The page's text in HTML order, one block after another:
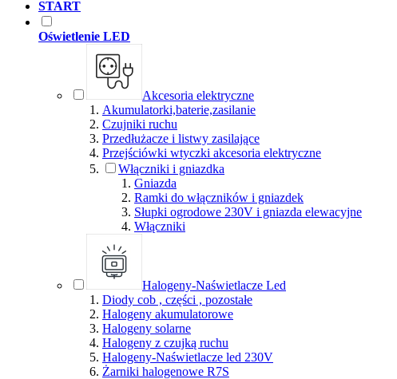
START
Oświetlenie LED
Akcesoria elektryczne
Akumulatorki,baterie,zasilanie
Czujniki ruchu
Przedłużacze i listwy zasilające
Przejściówki wtyczki akcesoria elektryczne
Włączniki i gniazdka
Gniazda
Ramki do włączników i gniazdek
Słupki ogrodowe 230V i gniazda elewacyjne
Włączniki
Halogeny-Naświetlacze Led
Diody cob , części , pozostałe
Halogeny akumulatorowe
Halogeny solarne
Halogeny z czujką ruchu
Halogeny-Naświetlacze led 230V
Żarniki halogenowe R7S